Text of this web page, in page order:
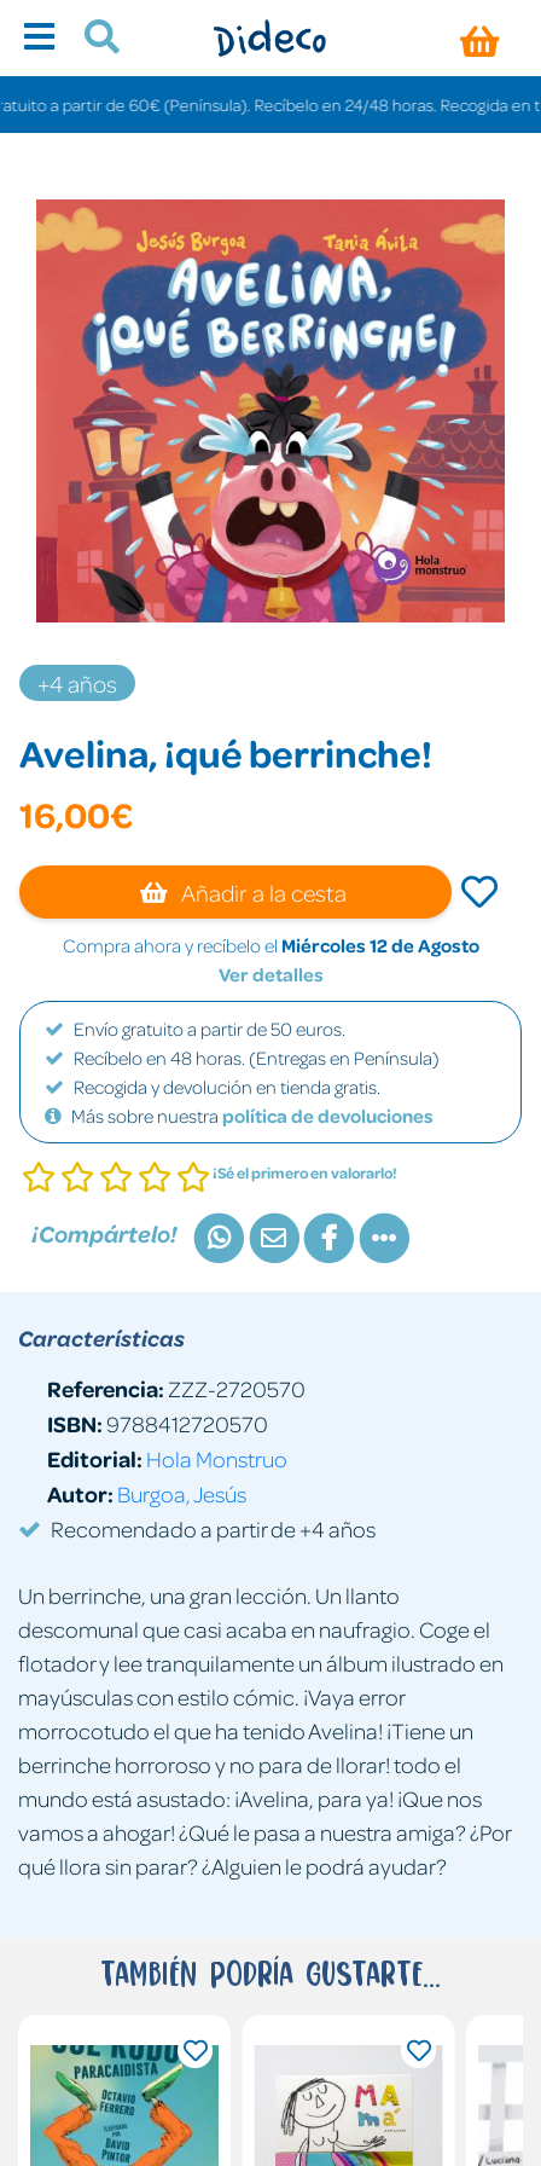
a partir de 60€ (Península). Recíbelo en 24/48 horas. Recogida en
+4 años
Avelina, ¡qué berrinche!
16,00€
Añadir a la cesta
Compra ahora y recíbelo el Miércoles 12 de Agosto
Ver detalles
Envío gratuito a partir de 50 euros.
Recíbelo en 48 horas. (Entregas en Península)
Recogida y devolución en tienda gratis.
Más sobre nuestra política de devoluciones
¡Sé el primero en valorarlo!
¡Compártelo!
Un berrinche, una gran lección. Un llanto
descomunal que casi acaba en naufragio. Coge el
flotador y lee tranquilamente un álbum ilustrado en
mayúsculas con estilo cómic. ¡Vaya error
morrocotudo el que ha tenido Avelina! ¡Tiene un
berrinche horroroso y no para de llorar! todo el
mundo está asustado: ¡Avelina, para ya! ¡Que nos
vamos a ahogar! ¿Qué le pasa a nuestra amiga? ¿Por
qué llora sin parar? ¿Alguien le podrá ayudar?
Características
Referencia: ZZZ-2720570
ISBN:9788412720570
Editorial: Hola Monstruo
Autor: Burgoa, Jesús
Recomendado a partir de +4 años
También podría gustarte...